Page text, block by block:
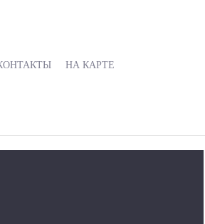
НА КАРТЕ